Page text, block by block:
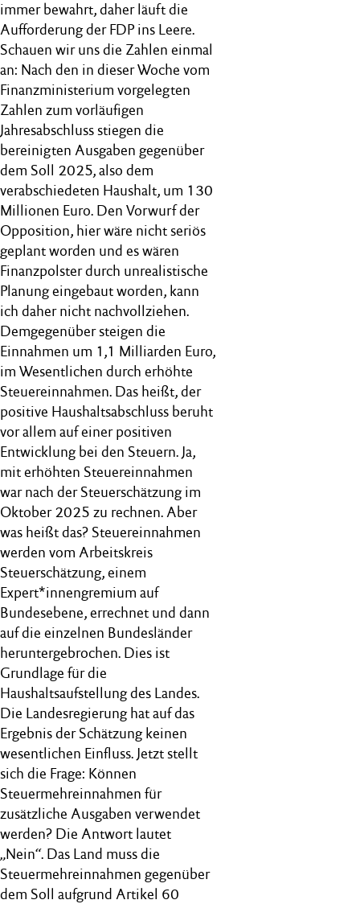
immer bewahrt, daher läuft die
Aufforderung der FDP ins Leere.
Schauen wir uns die Zahlen einmal
an: Nach den in dieser Woche vom
Finanzministerium vorgelegten
Zahlen zum vorläufigen
Jahresabschluss stiegen die
bereinigten Ausgaben gegenüber
dem Soll 2025, also dem
verabschiedeten Haushalt, um 130
Millionen Euro. Den Vorwurf der
Opposition, hier wäre nicht seriös
geplant worden und es wären
Finanzpolster durch unrealistische
Planung eingebaut worden, kann
ich daher nicht nachvollziehen.
Demgegenüber steigen die
Einnahmen um 1,1 Milliarden Euro,
im Wesentlichen durch erhöhte
Steuereinnahmen. Das heißt, der
positive Haushaltsabschluss beruht
vor allem auf einer positiven
Entwicklung bei den Steuern. Ja,
mit erhöhten Steuereinnahmen
war nach der Steuerschätzung im
Oktober 2025 zu rechnen. Aber
was heißt das? Steuereinnahmen
werden vom Arbeitskreis
Steuerschätzung, einem
Expert*innengremium auf
Bundesebene, errechnet und dann
auf die einzelnen Bundesländer
heruntergebrochen. Dies ist
Grundlage für die
Haushaltsaufstellung des Landes.
Die Landesregierung hat auf das
Ergebnis der Schätzung keinen
wesentlichen Einfluss. Jetzt stellt
sich die Frage: Können
Steuermehreinnahmen für
zusätzliche Ausgaben verwendet
werden? Die Antwort lautet
„Nein“. Das Land muss die
Steuermehreinnahmen gegenüber
dem Soll aufgrund Artikel 60